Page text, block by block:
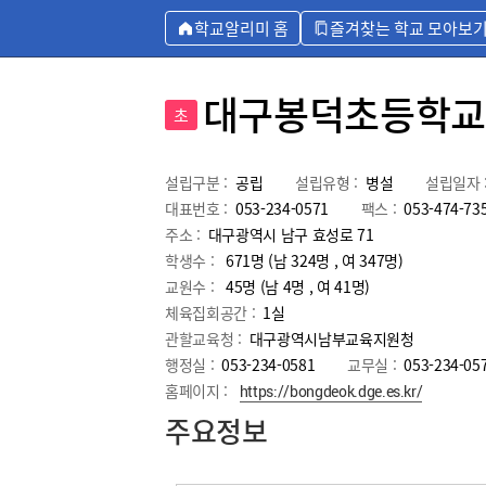
학교알리미 홈 즐겨찾는 학교 모아보
초 대구봉덕초등학교
설립구분 : 공립 설립유형 : 병설
설립일자
대표번호 : 053-234-0571 팩스 : 053-474-
주소 : 대구광역시 남구 효성로 71
학생수 : 671명 (남 324명 , 여 347명)
교원수 : 45명 (남 4명 , 여41명)
체육집회공간 : 1실
관할교육청 : 대구광역시남부교육지원청
행정실 : 053-234-0581 교무실 : 053-234-
홈페이지 :
https://bongdeok.dge.es.kr/
주요정보